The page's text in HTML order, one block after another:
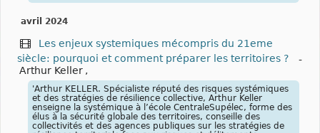
avril 2024
Les enjeux systemiques mécompris du 21eme
siècle: pourquoi et comment préparer les territoires ?
-
Arthur Keller ,
'Arthur KELLER. Spécialiste réputé des risques systémiques
et des stratégies de résilience collective, Arthur Keller
enseigne la systémique à l’école CentraleSupélec, forme des
élus à la sécurité globale des territoires, conseille des
collectivités et des agences publiques sur les stratégies de